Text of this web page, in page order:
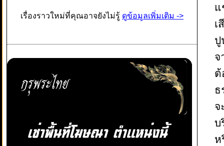
เรื่องราวใหม่ที่คุณอาจยังไม่รู้ ดูข้อมูลเพิ่มเติม ->
แ
เ
ปู
จ
ต้
ธ
จ
บ
ห